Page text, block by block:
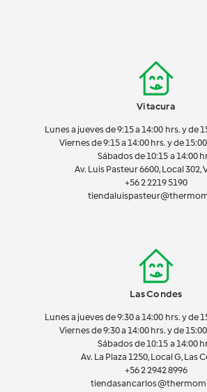
Vitacura
Lunes a jueves de 9:15 a 14:00 hrs. y de
Viernes de 9:15 a 14:00 hrs. y de
Sábados de 10:15 a 14:00
Av. Luis Pasteur 6600, Local 302,
+56 2 2219 5190
Las Condes
Lunes a jueves de 9:30 a 14:00 hrs. y de
Viernes de 9:30 a 14:00 hrs. y de
Sábados de 10:15 a 14:00
Av. La Plaza 1250, Local G, Las
+56 2 2942 8996